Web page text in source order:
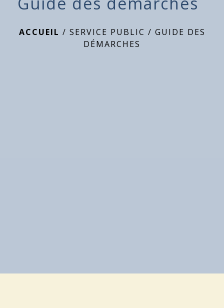
ACCUEIL / SERVICE PUBLIC / GUIDE DES
DÉMARCHES